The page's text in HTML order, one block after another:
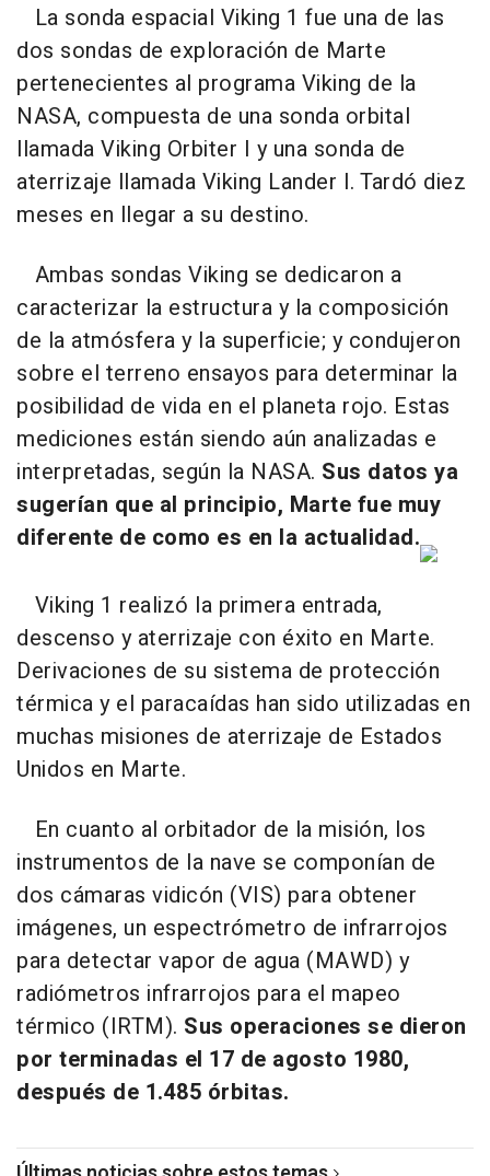
La sonda espacial Viking 1 fue una de las
dos sondas de exploración de Marte
pertenecientes al programa Viking de la
NASA, compuesta de una sonda orbital
llamada Viking Orbiter I y una sonda de
aterrizaje llamada Viking Lander I. Tardó diez
meses en llegar a su destino.
Ambas sondas Viking se dedicaron a
caracterizar la estructura y la composición
de la atmósfera y la superficie; y condujeron
sobre el terreno ensayos para determinar la
posibilidad de vida en el planeta rojo. Estas
mediciones están siendo aún analizadas e
interpretadas, según la NASA. Sus datos ya
sugerían que al principio, Marte fue muy
diferente de como es en la actualidad.
Viking 1 realizó la primera entrada,
descenso y aterrizaje con éxito en Marte.
Derivaciones de su sistema de protección
térmica y el paracaídas han sido utilizadas en
muchas misiones de aterrizaje de Estados
Unidos en Marte.
En cuanto al orbitador de la misión, los
instrumentos de la nave se componían de
dos cámaras vidicón (VIS) para obtener
imágenes, un espectrómetro de infrarrojos
para detectar vapor de agua (MAWD) y
radiómetros infrarrojos para el mapeo
térmico (IRTM). Sus operaciones se dieron
por terminadas el 17 de agosto 1980,
después de 1.485 órbitas.